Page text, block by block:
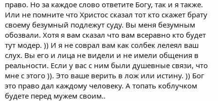
право. Но за каждое слово ответите Богу, так и я также.
Или не помните что Христос сказал тот кто скажет брату
своему безумный подлежут суду. Вы меня безумным
обозвали. Хотя я вам сказал что вам всеравно кто будет
тут модер. )) И я не соврал вам как солбек лелеял ваш
слух. Вы его и лица не видели и не имели общения в
реальности. Если у вас с ним были душевные связи, что
мне с этого )). Это ваше верить в лож или истину. )) Бог
это право дал каждому человеку. А топать коблучком
будете перед мужем своим..